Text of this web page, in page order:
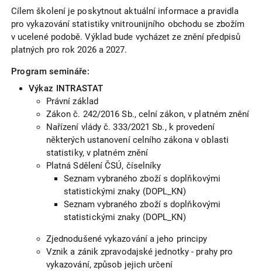
Cílem školení je poskytnout aktuální informace a pravidla
pro vykazování statistiky vnitrounijního obchodu se zbožím
v ucelené podobě. Výklad bude vycházet ze znění předpisů
platných pro rok 2026 a 2027.
Program semináře:
Výkaz INTRASTAT
Právní základ
Zákon č. 242/2016 Sb., celní zákon, v platném znění
Nařízení vlády č. 333/2021 Sb., k provedení
některých ustanovení celního zákona v oblasti
statistiky, v platném znění
Platná Sdělení ČSÚ, číselníky
Seznam vybraného zboží s doplňkovými
statistickými znaky (DOPL_KN)
Seznam vybraného zboží s doplňkovými
statistickými znaky (DOPL_KN)
Zjednodušené vykazování a jeho principy
Vznik a zánik zpravodajské jednotky - prahy pro
vykazování, způsob jejich určení